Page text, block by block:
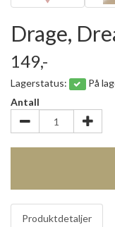
Drage,
149,-
Lagerstatus:
På
Antall
Produktdetaljer